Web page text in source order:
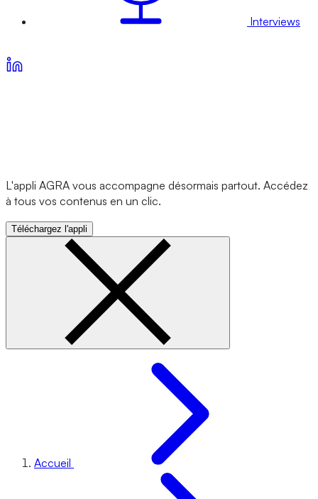
Interviews
L'appli AGRA vous accompagne désormais partout. Accédez
à tous vos contenus en un clic.
Téléchargez l'appli
Accueil